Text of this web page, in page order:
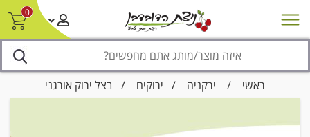
0
מבצעים סניפים צור קשר/ביטול הזמנה
ראשי / ירקניה / ירוקים / בצל ירוק אורגני